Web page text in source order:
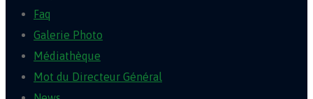
Faq
Galerie Photo
Médiathèque
Mot du Directeur Général